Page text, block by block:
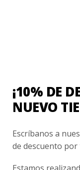
Cambios y
¿Cómo Medirme?
Conocenos
Nosotros
¡10% DE
NUEVO
Escríbanos a
de descuento por